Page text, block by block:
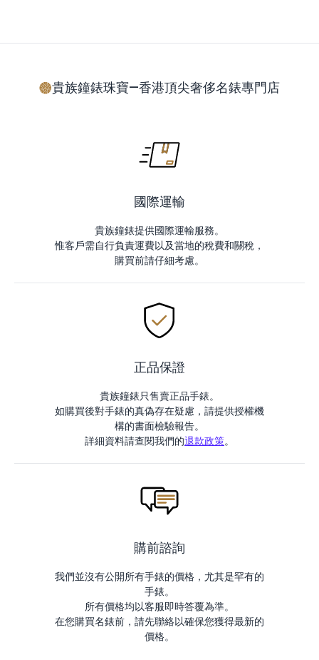
貴族鐘錶珠寶—香港頂尖奢侈名錶專門店
國際運輸
貴族鐘錶提供國際運輸服務。
惟客戶需自行負責運費以及當地的稅費和關稅，
購買前請仔細考慮。
正品保證
貴族鐘錶只售賣正品手錶。
如購買後對手錶的真偽存在疑慮，請提供授權機
構的書面檢驗報告。
詳細資料請查閱我們的退款政策。
購前諮詢
我們並沒有公開所有手錶的價格，尤其是罕有的
手錶。
所有價格均以客服即時答覆為準。
在您購買名錶前，請先聯絡以確保您獲得最新的
價格。